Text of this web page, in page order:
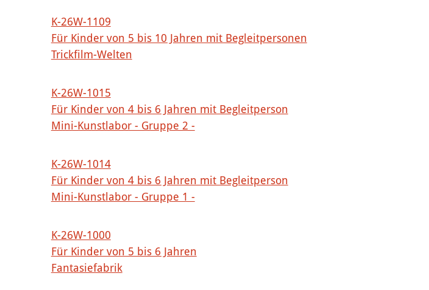
K-26W-1109
Für Kinder von 5 bis 10 Jahren mit Begleitpersonen
Trickfilm-Welten
K-26W-1015
Für Kinder von 4 bis 6 Jahren mit Begleitperson
Mini-Kunstlabor - Gruppe 2 -
K-26W-1014
Für Kinder von 4 bis 6 Jahren mit Begleitperson
Mini-Kunstlabor - Gruppe 1 -
K-26W-1000
Für Kinder von 5 bis 6 Jahren
Fantasiefabrik